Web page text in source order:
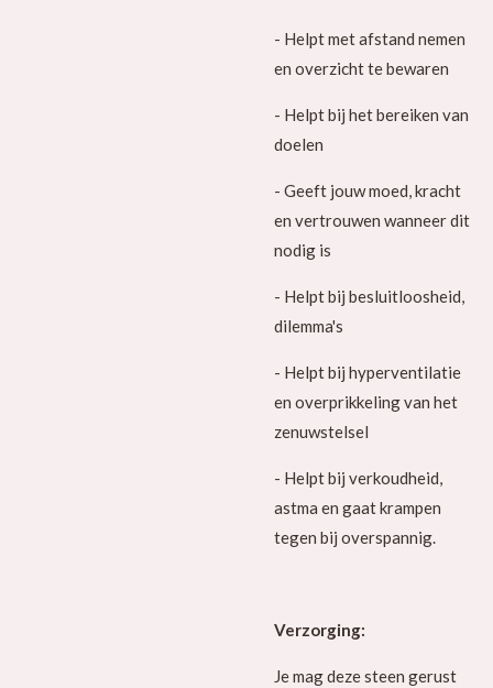
- Helpt met afstand nemen
en overzicht te bewaren
- Helpt bij het bereiken van
doelen
- Geeft jouw moed, kracht
en vertrouwen wanneer dit
nodig is
- Helpt bij besluitloosheid,
dilemma's
- Helpt bij hyperventilatie
en overprikkeling van het
zenuwstelsel
- Helpt bij verkoudheid,
astma en gaat krampen
tegen bij overspannig.
Verzorging:
Je mag deze steen gerust